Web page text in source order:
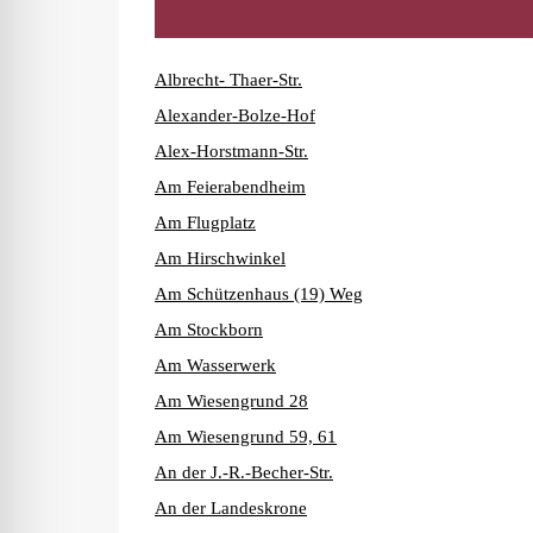
Albrecht- Thaer-Str.
Alexander-Bolze-Hof
Alex-Horstmann-Str.
Am Feierabendheim
Am Flugplatz
Am Hirschwinkel
Am Schützenhaus (19) Weg
Am Stockborn
Am Wasserwerk
Am Wiesengrund 28
Am Wiesengrund 59, 61
An der J.-R.-Becher-Str.
An der Landeskrone